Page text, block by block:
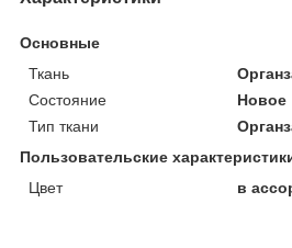
Основные
Ткань
Состояние
Новое
Тип ткани
Пользовательские
Цвет
в